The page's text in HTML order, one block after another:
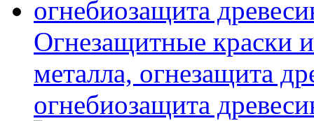
Огнезащитные краски
металла, огнезащита
огнебиозащита